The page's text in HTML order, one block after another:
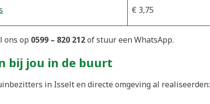
€ 3,75
ons op 0599 – 820 212of stuur een WhatsApp.
bij jou in de buurt
in Isselt en directe omgeving al realiseerden: